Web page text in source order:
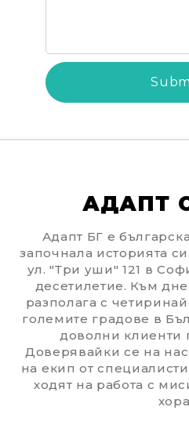
АДАПТ
Адапт БГ е
започнала историята
ул. "Три уши" 121 в
десетилетие. Към
разполага с
големите градове в
доволни клиенти
Доверявайки се на
на екип от
ходят на работа с